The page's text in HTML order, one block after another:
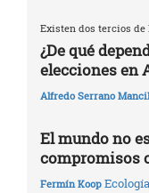
Existen dos tercios de
¿De qué
elecciones en
Alfredo Serrano
El mundo no
compromisos
Fermín Koop